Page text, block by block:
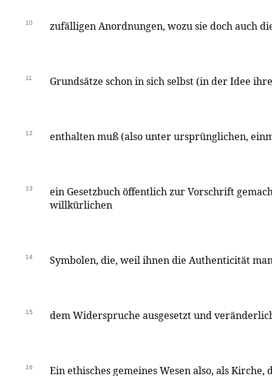
10 zufälligen Anordnungen, wozu sie doch auch
11 Grundsätze schon in sich selbst (in der Idee
12 enthalten muß (also unter ursprünglichen,
13
ein Gesetzbuch öffentlich zur Vorschrift
willkürlichen
14 Symbolen, die, weil ihnen die Authenticität
15 dem Widerspruche ausgesetzt und
16 Ein ethisches gemeines Wesen also, als Kirche,